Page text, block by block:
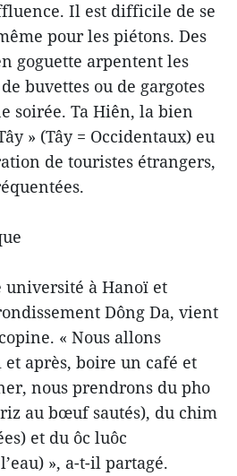
Il est difficile de se
pour les piétons. Des
goguette arpentent les
buvettes ou de gargotes
soirée. Ta Hiên, la bien
» (Tây = Occidentaux) eu
de touristes étrangers,
université à Hanoï et
Dông Da, vient
« Nous allons
après, boire un café et
nous prendrons du pho
au bœuf sautés), du chim
et du ôc luôc
», a-t-il partagé.